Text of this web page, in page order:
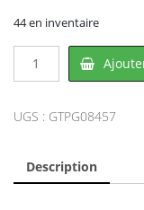
44 en inventaire
PG08457,
GAMBLE
UGS : GTPG08457
Description